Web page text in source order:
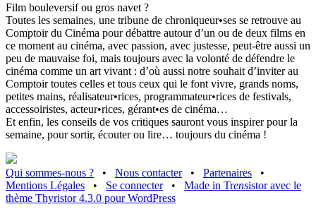
Film bouleversif ou gros navet ?
Toutes les semaines, une tribune de chroniqueur•ses se retrouve au
Comptoir du Cinéma pour débattre autour d’un ou de deux films en
ce moment au cinéma, avec passion, avec justesse, peut-être aussi un
peu de mauvaise foi, mais toujours avec la volonté de défendre le
cinéma comme un art vivant : d’où aussi notre souhait d’inviter au
Comptoir toutes celles et tous ceux qui le font vivre, grands noms,
petites mains, réalisateur•rices, programmateur•rices de festivals,
accessoiristes, acteur•rices, gérant•es de cinéma…
Et enfin, les conseils de vos critiques sauront vous inspirer pour la
semaine, pour sortir, écouter ou lire… toujours du cinéma !
Qui sommes-nous ? • Nous contacter • Partenaires
•
Mentions Légales
• Se connecter • Made in Trensistor avec le
thème Thyristor 4.3.0 pour WordPress